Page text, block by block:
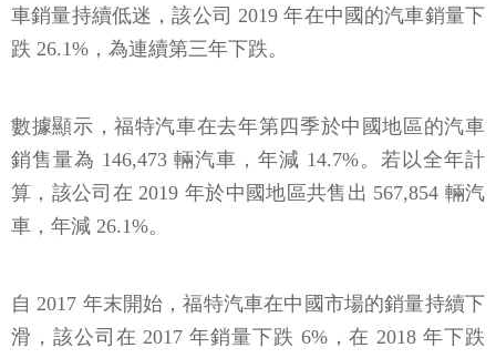
車銷量持續低迷，該公司 2019 年在中國的汽車銷量下
跌 26.1%，為連續第三年下跌。
數據顯示，福特汽車在去年第四季於中國地區的汽車
銷售量為 146,473 輛汽車，年減 14.7%。若以全年計
算，該公司在 2019 年於中國地區共售出 567,854 輛汽
車，年減 26.1%。
自 2017 年末開始，福特汽車在中國市場的銷量持續下
滑，該公司在 2017 年銷量下跌 6%，在 2018 年下跌